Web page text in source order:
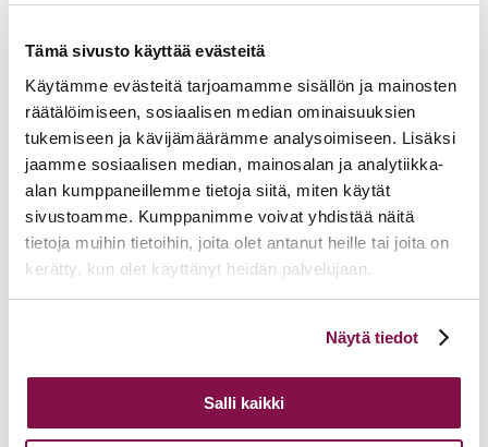
Tämä sivusto käyttää evästeitä
Käytämme evästeitä tarjoamamme sisällön ja mainosten
räätälöimiseen, sosiaalisen median ominaisuuksien
tukemiseen ja kävijämäärämme analysoimiseen. Lisäksi
jaamme sosiaalisen median, mainosalan ja analytiikka-
alan kumppaneillemme tietoja siitä, miten käytät
sivustoamme. Kumppanimme voivat yhdistää näitä
tietoja muihin tietoihin, joita olet antanut heille tai joita on
kerätty, kun olet käyttänyt heidän palvelujaan.
linkistä.
Näytä tiedot
Salli kaikki
strategisten prosessien ja muutoksen johtaminen
verkostoituminen ja viestintä johtamisen välineinä
lähijohtaminen ja ihmisten johtaminen, henkilöstön
kehittäminen ja työhyvinvointi
johtajan psykodynamiikka ja itsereflektiotaito
Osallistumismaksu:
n. 250 € (muutokset mahdollisia), sisältää
lähipäivien täysihoidon
Muut kustannukset:matka ja päivärahakustannukset.
Ilmoittautuminen viimeistään:
31.12.2025
Ilmoittautumisten peruutusehdot | Tampereen hiippakunta
Turun arkkihiippakunta ja Tampereen hiippakunta
Lisätietoja